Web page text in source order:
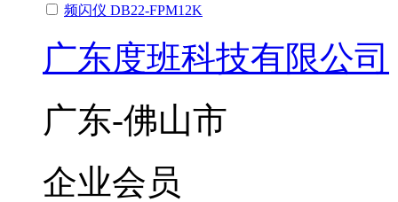
频闪仪 DB22-FPM12K
广东度班科技有限公司
广东-佛山市
企业会员